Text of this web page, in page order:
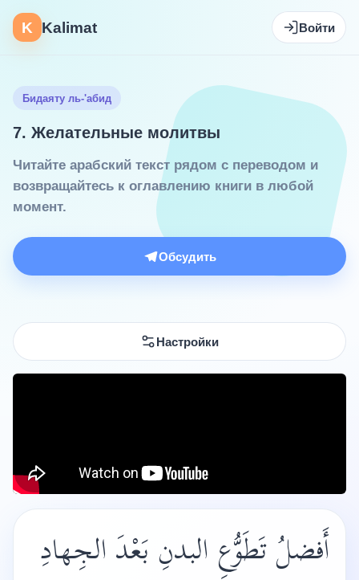
K Kalimat Войти
Бидаяту ль-'абид
7. Желательные молитвы
Читайте арабский текст рядом с переводом и
возвращайтесь к оглавлению книги в любой
момент.
Обсудить
Настройки
أَفضلُ تَطَوُّعِ البدنِ بَعْدَ الجِهادِ